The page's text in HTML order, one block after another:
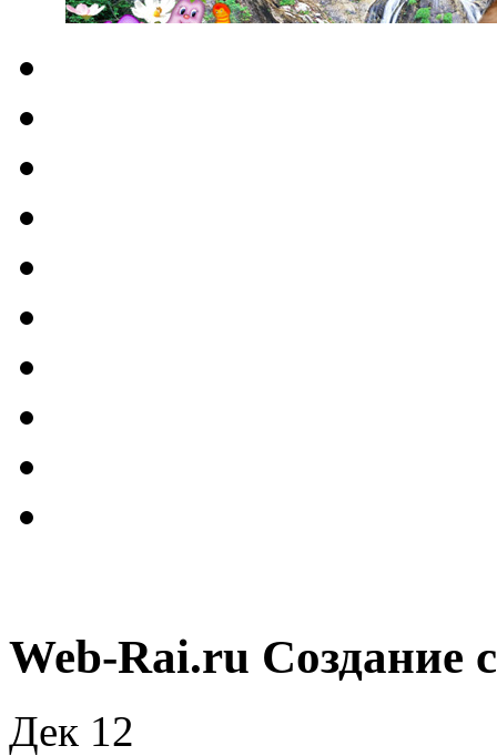
Web-Rai.ru Создание
Дек 12